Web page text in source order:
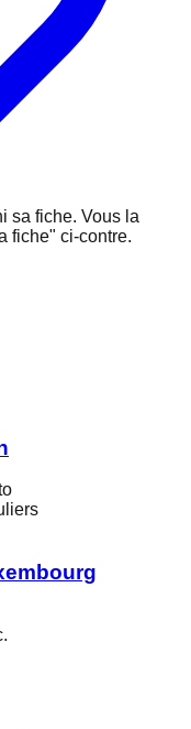
sa fiche. Vous la
fiche" ci-contre.